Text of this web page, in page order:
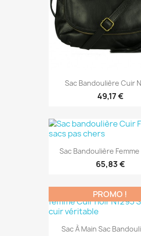
Sac Bandoulière Cuir
49,17 €
Sac Bandoulière Femme
65,83 €
Sac À Main Sac
PROMO !